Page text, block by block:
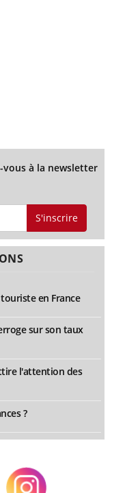
vous à la newsletter
S'inscrire
en France
sur son taux
l'attention des
?